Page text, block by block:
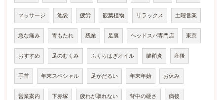
マッサージ 池袋 疲労 観葉植物 リラックス 土曜営業
急な痛み 胃もたれ 残業 足裏 ヘッドスパ専門店 東京
おすすめ 足のむくみ ふくらはぎオイル 腱鞘炎 産後
手首 年末スペシャル 足がだるい 年末年始 お休み
営業案内 下赤塚 疲れが取れない 背中の硬さ 病後